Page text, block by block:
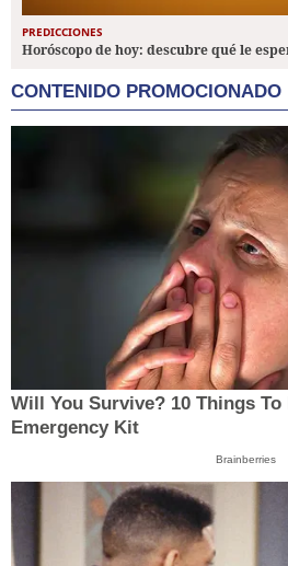
PREDICCIONES
Horóscopo de hoy: descubre qué le
CONTENIDO PROMOCIONADO
Will You Survive? 10 Things To
Emergency Kit
Brainberries